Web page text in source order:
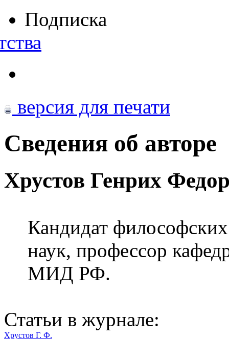
Подписка
версия для печати
Сведения об авторе
Хрустов Генрих
Кандидат
наук, профессор
МИД РФ.
Статьи в журнале:
Хрустов Г. Ф.